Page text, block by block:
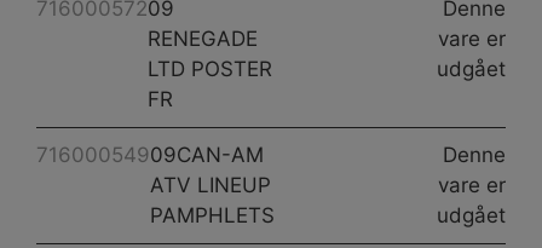
Denne
vare er
udgået
71600057209
RENEGADE
LTD POSTER
FR
Denne
vare er
udgået
71600054909CAN-AM
ATV LINEUP
PAMPHLETS